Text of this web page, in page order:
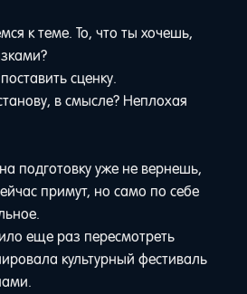
к теме. То, что ты хочешь,
сценку.
в смысле? Неплохая
подготовку уже не вернешь,
примут, но само по себе
еще раз пересмотреть
культурный фестиваль